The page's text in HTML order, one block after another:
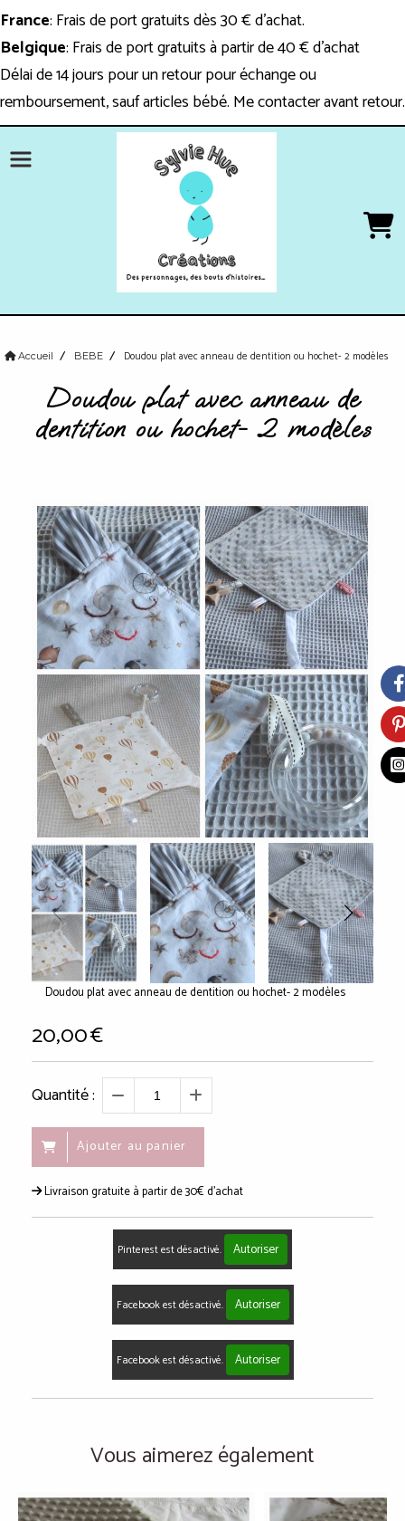
France: Frais de port gratuits dès 30 € d'achat.
Belgique: Frais de port gratuits à partir de 40 € d'achat
Délai de 14 jours pour un retour pour échange ou
remboursement, sauf articles bébé. Me contacter avant retour.
Accueil BEBE Doudou plat avec anneau de dentition ou hochet- 2 modèles
Doudou plat avec anneau de
dentition ou hochet- 2 modèles
Doudou plat avec anneau de dentition ou hochet- 2 modèles
20,00€
Quantité :
Ajouter au panier
Livraison gratuite à partir de 30€ d'achat
Pinterest est désactivé. Autoriser
Facebook est désactivé. Autoriser
Facebook est désactivé. Autoriser
Vous aimerez également